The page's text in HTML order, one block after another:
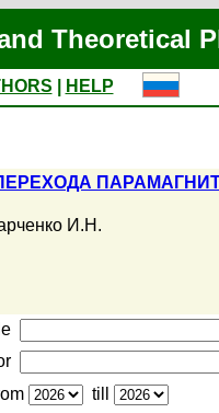
Theoretical
HELP
И.Н.
till